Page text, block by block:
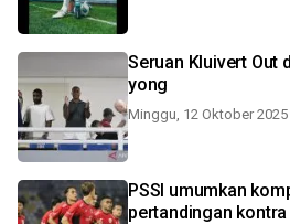
Seruan Kluivert Out
yong
Minggu, 12 Oktober 2025
PSSI umumkan
pertandingan kontra